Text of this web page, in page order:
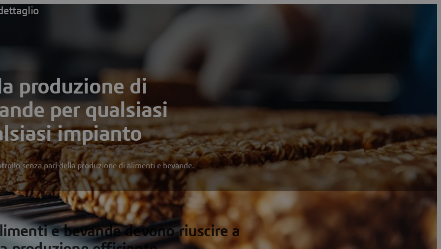
produzione di
per qualsiasi
impianto
senza pari della produzione di alimenti e bevande.
e bevande devono riuscire a